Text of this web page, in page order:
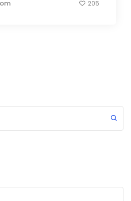
205